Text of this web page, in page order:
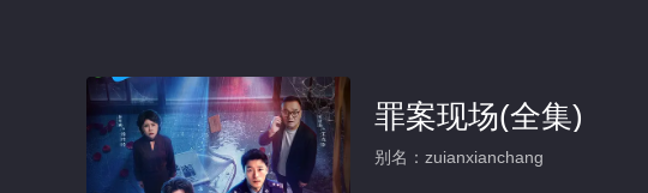
罪案现场(全集)
别名：zuianxianchang